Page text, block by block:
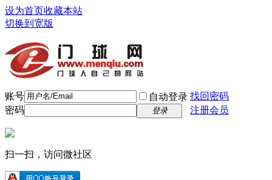
设为首页收藏本站
切换到宽版
账号 自动登录 找回密码
密码
登录 注册会员
扫一扫，访问微社区